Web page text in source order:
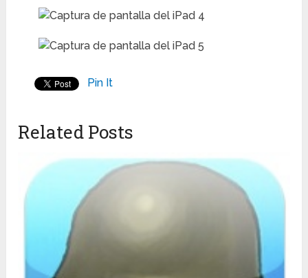
Pin It
Related Posts